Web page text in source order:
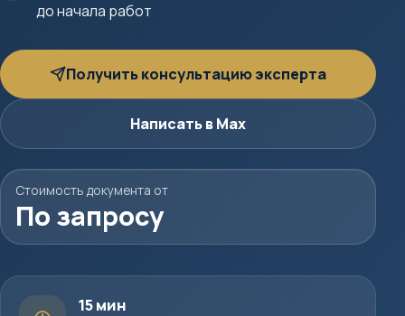
до начала работ
Получить консультацию эксперта
Написать в Max
Стоимость документа от
По запросу
15 мин